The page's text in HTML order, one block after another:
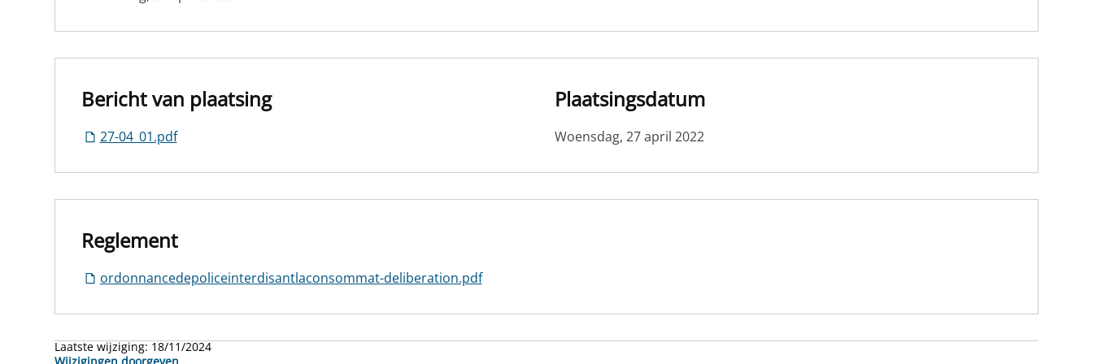
Bericht van plaatsing
27-04_01.pdf
Plaatsingsdatum
Woensdag, 27 april 2022
Reglement
ordonnancedepoliceinterdisantlaconsommat-deliberation.pdf
Laatste wijziging: 18/11/2024